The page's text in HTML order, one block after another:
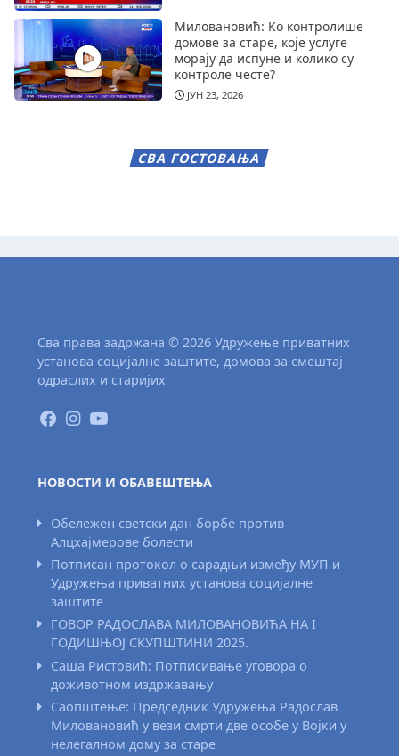
Миловановић: Ко контролише
домове за старе, које услуге
морају да испуне и колико су
контроле честе?
ЈУН 23, 2026
СВА ГОСТОВАЊА
Сва права задржана © 2026 Удружење приватних
установа социјалне заштите, домова за смештај
одраслих и старијих
НОВОСТИ И ОБАВЕШТЕЊА
Обележен светски дан борбе против
Алцхајмерове болести
Потписан протокол о сарадњи између МУП и
Удружења приватних установа социјалне
заштите
ГОВОР РАДОСЛАВА МИЛОВАНОВИЋА НА I
ГОДИШЊОЈ СКУПШТИНИ 2025.
Саша Ристовић: Потписивање уговора о
доживотном издржавању
Саопштење: Председник Удружења Радослав
Миловановић у вези смрти две особе у Војки у
нелегалном дому за старе